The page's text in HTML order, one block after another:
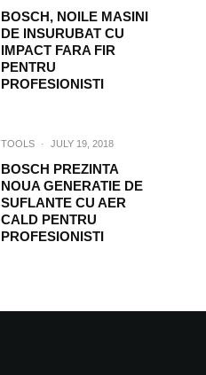
BOSCH, NOILE MASINI
DE INSURUBAT CU
IMPACT FARA FIR
PENTRU
PROFESIONISTI
TOOLS · JULY 19, 2018
BOSCH PREZINTA
NOUA GENERATIE DE
SUFLANTE CU AER
CALD PENTRU
PROFESIONISTI